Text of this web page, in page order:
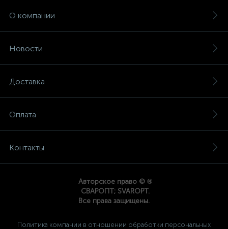
О компании
Новости
Доставка
Оплата
Контакты
Авторское право © ®
СВАРОПТ; SVAROPT.
Все права защищены.
Политика компании в отношении обработки персональных